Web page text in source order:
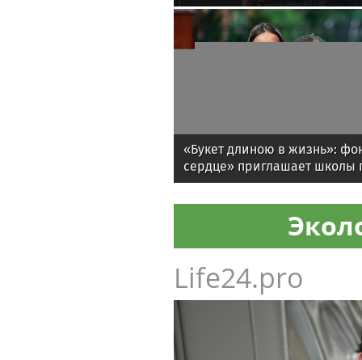
опыт и компетенции могут
«Букет длиною в жизнь»:
сердце» приглашает школы
акции «Дети и Цветы»
Life24.pro